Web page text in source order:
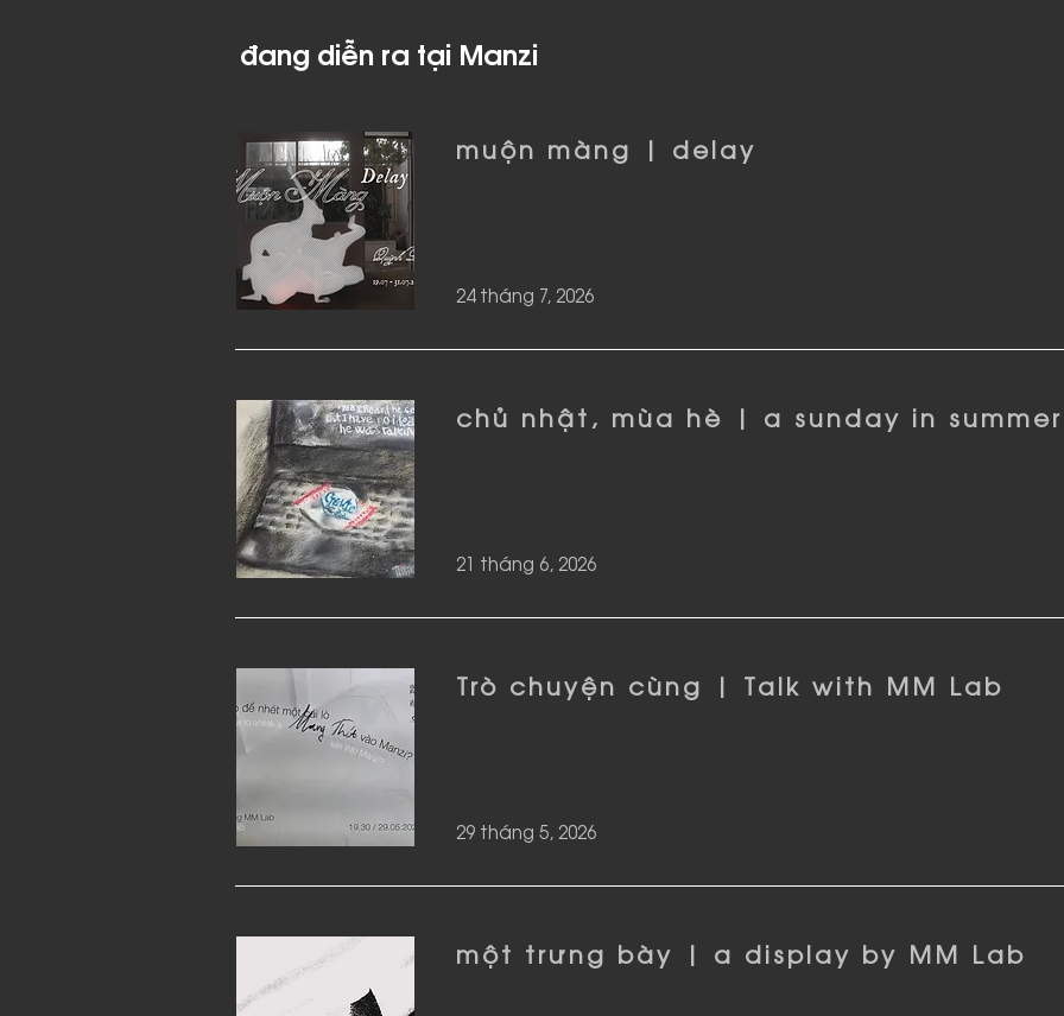
đang diễn ra tại Manzi
muộn màng | delay
24 tháng 7, 2026
chủ nhật, mùa hè | a sunday in summer
21 tháng 6, 2026
Trò chuyện cùng | Talk with MM Lab
29 tháng 5, 2026
một trưng bày | a display by MM Lab